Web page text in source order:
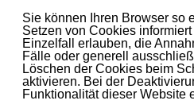
Sie können Ihren Browser so
Setzen von Cookies
Einzelfall erlauben, die
Fälle oder generell
Löschen der Cookies beim
aktivieren. Bei der
Funktionalität dieser Website